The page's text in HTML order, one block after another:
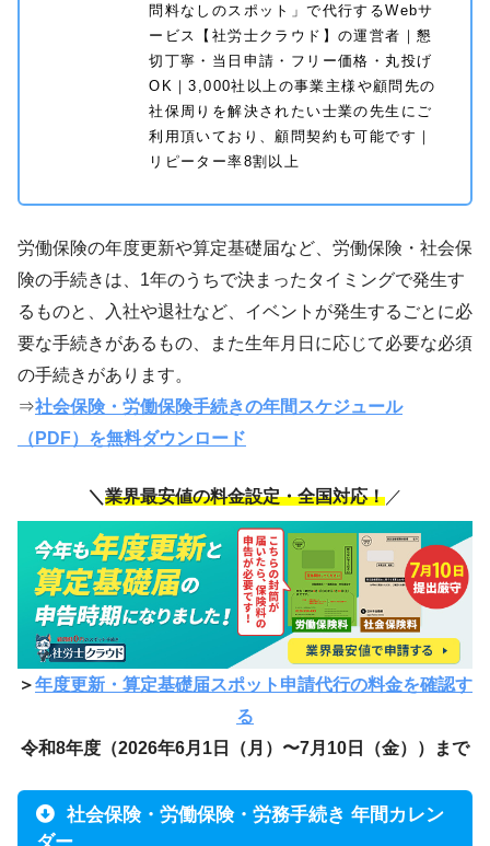
問料なしのスポット」で代行するWebサ
ービス【社労士クラウド】の運営者｜懇
切丁寧・当日申請・フリー価格・丸投げ
OK｜3,000社以上の事業主様や顧問先の
社保周りを解決されたい士業の先生にご
利用頂いており、顧問契約も可能です｜
リピーター率8割以上
労働保険の年度更新や算定基礎届など、労働保険・社会保
険の手続きは、1年のうちで決まったタイミングで発生す
るものと、入社や退社など、イベントが発生するごとに必
要な手続きがあるもの、また生年月日に応じて必要な必須
の手続きがあります。
⇒社会保険・労働保険手続きの年間スケジュール
（PDF）を無料ダウンロード
＼ 業界最安値の料金設定・全国対応！ ／
＞年度更新・算定基礎届スポット申請代行の料金を確認す
る
令和8年度（2026年6月1日（月）〜7月10日（金））まで
社会保険・労働保険・労務手続き 年間カレン